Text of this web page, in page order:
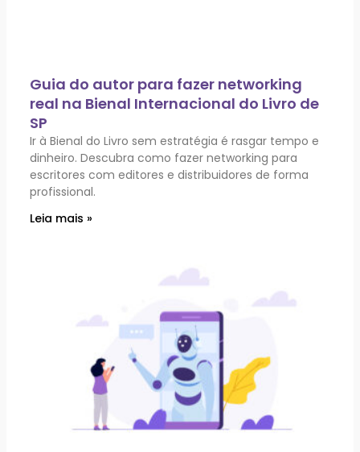
Guia do autor para fazer networking
real na Bienal Internacional do Livro de
SP
Ir à Bienal do Livro sem estratégia é rasgar tempo e
dinheiro. Descubra como fazer networking para
escritores com editores e distribuidores de forma
profissional.
Leia mais »